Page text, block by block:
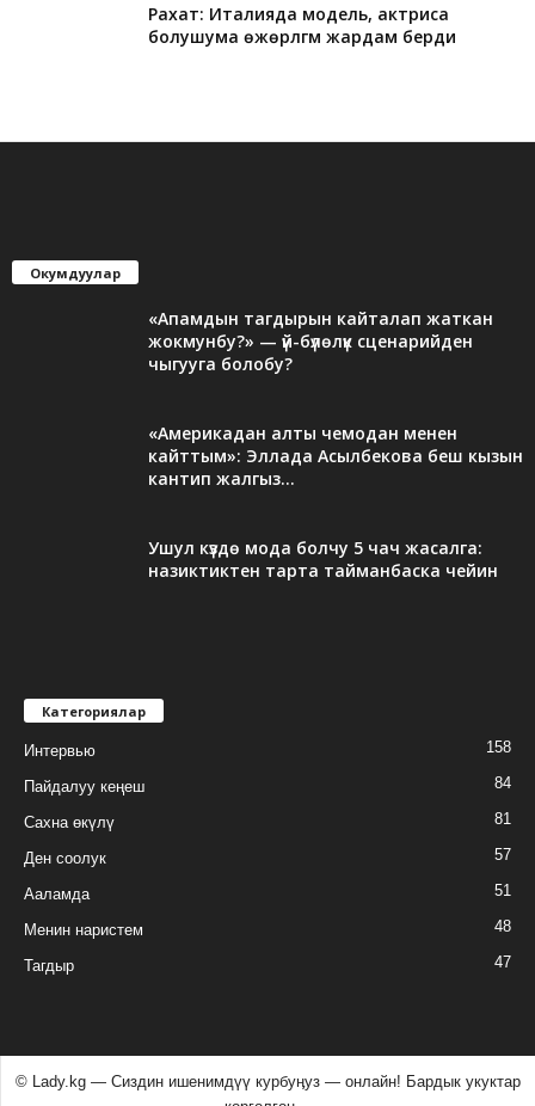
Рахат: Италияда модель, актриса
болушума өжөрлүгүм жардам берди
Окумдуулар
«Апамдын тагдырын кайталап жаткан
жокмунбу?» — үй-бүлөлүк сценарийден
чыгууга болобу?
«Америкадан алты чемодан менен
кайттым»: Эллада Асылбекова беш кызын
кантип жалгыз...
Ушул күздө мода болчу 5 чач жасалга:
назиктиктен тарта тайманбаска чейин
Категориялар
Интервью 158
Пайдалуу кеңеш 84
Сахна өкүлү 81
Ден соолук 57
Ааламда 51
Менин наристем 48
Тагдыр 47
© Lady.kg — Сиздин ишенимдүү курбуӊуз — онлайн! Бардык укуктар